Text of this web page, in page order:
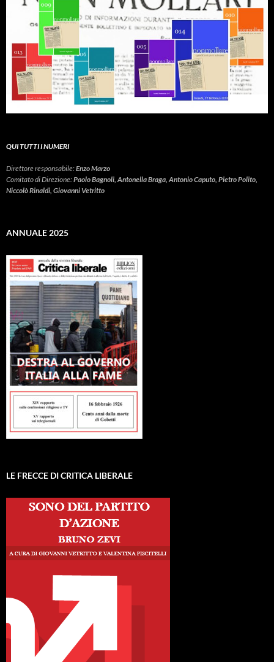
QUI TUTTI I NUMERI
Direttore responsabile:Enzo Marzo
Comitato di Direzione:Paolo Bagnoli, Antonella Braga, Antonio Caputo, Pietro Polito,
Niccolò Rinaldi, Giovanni Vetritto
ANNUALE 2025
LE FRECCE DI CRITICA LIBERALE